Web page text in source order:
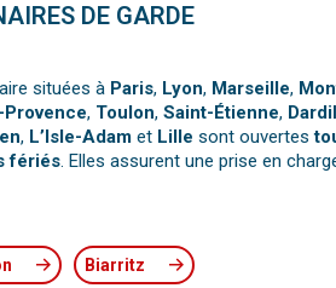
DE GARDE
situées à Paris, Lyon, Marseille,
, Toulon, Saint-Étienne,
, L’Isle-Adam et Lille sont ouvertes
fériés. Elles assurent une prise en
Biarritz